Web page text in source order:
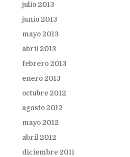
julio 2013
junio 2013
mayo 2013
abril 2013
febrero 2013
enero 2013
octubre 2012
agosto 2012
mayo 2012
abril 2012
diciembre 2011